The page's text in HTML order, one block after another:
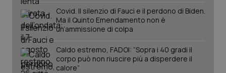
Covid. Il silenzio di Fauci e il perdono di Biden.
Ma il Quinto Emendamento non è
un’ammissione di colpa
Caldo estremo, FADOI: “Sopra i 40 gradi il
corpo può non riuscire più a disperdere il
calore”